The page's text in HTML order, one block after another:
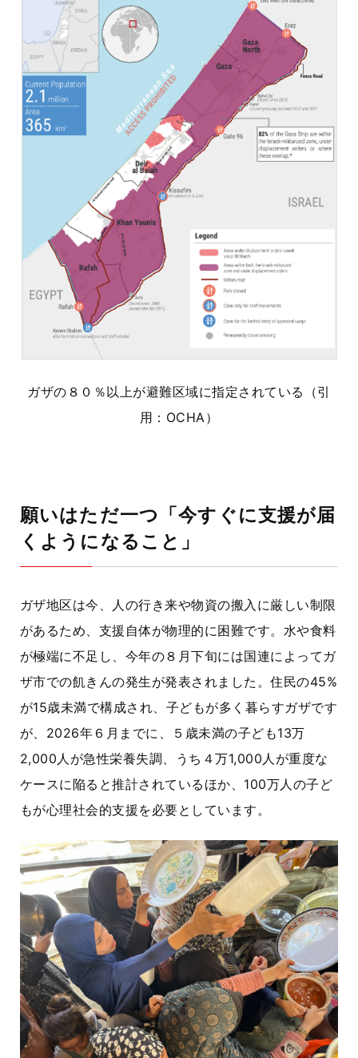
ガザの８０％以上が避難区域に指定されている（引
用： OCHA）
願いはただ一つ「今すぐに支援が届
くようになること」
ガザ地区は今、人の行き来や物資の搬入に厳しい制限
があるため、支援自体が物理的に困難です。水や食料
が極端に不足し、今年の８月下旬には国連によってガ
ザ市での飢きんの発生が発表されました。住民の45%
が15歳未満で構成され、子どもが多く暮らすガザです
が、 2026年６月までに、５歳未満の子ども13万
2,000人が急性栄養失調、うち４万1,000人が重度な
ケースに陥ると推計されているほか、 100万人の子ど
もが心理社会的支援を必要としています。